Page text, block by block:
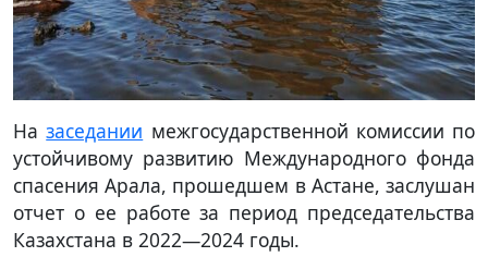
Назаседании межгосударственной комиссии по
устойчивому развитию Международного фонда
спасения Арала, прошедшем в Астане, заслушан
отчет о ее работе за период председательства
Казахстана в 2022—2024 годы.